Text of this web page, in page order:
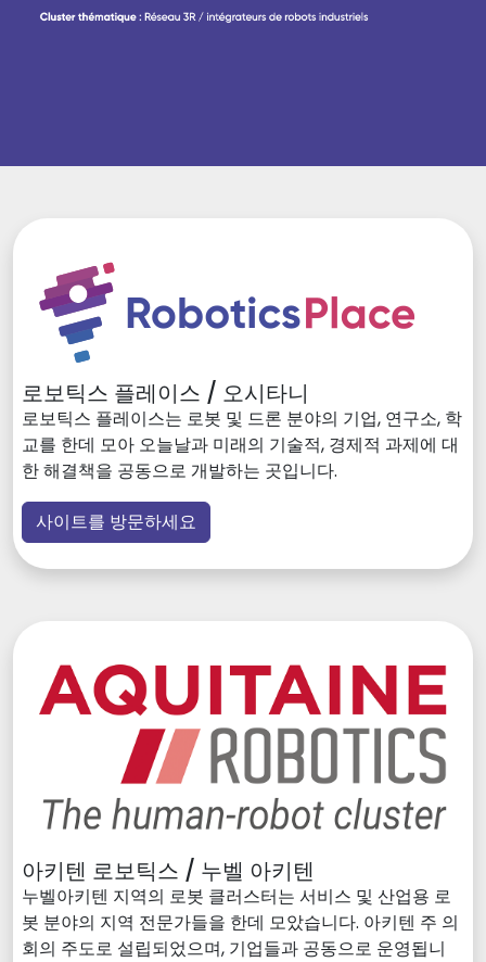
로보틱스 플레이스 / 오시타니
로보틱스 플레이스는 로봇 및 드론 분야의 기업, 연구소, 학
교를 한데 모아 오늘날과 미래의 기술적, 경제적 과제에 대
한 해결책을 공동으로 개발하는 곳입니다.
사이트를 방문하세요
아키텐 로보틱스 / 누벨 아키텐
누벨아키텐 지역의 로봇 클러스터는 서비스 및 산업용 로
봇 분야의 지역 전문가들을 한데 모았습니다. 아키텐 주 의
회의 주도로 설립되었으며, 기업들과 공동으로 운영됩니